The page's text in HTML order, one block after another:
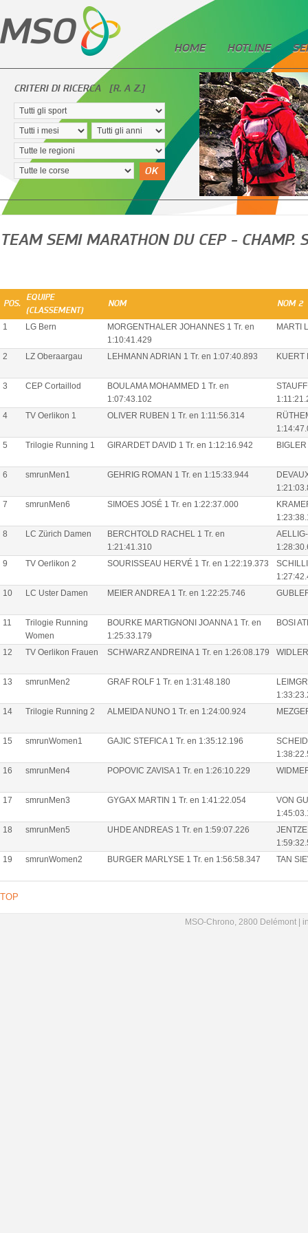
HOME HOTLINE
CRITERI DI RICERCA [R. A Z.]
OK
TEAM SEMI MARATHON DU CEP - CHAMP.
POS.
EQUIPE
(CLASSEMENT)
NOM NOM 2
1 LG Bern
MORGENTHALER JOHANNES 1 Tr. en
1:10:41.429
MARTI
2 LZ Oberaargau LEHMANN ADRIAN 1 Tr. en 1:07:40.893 KUERT
3 CEP Cortaillod
BOULAMA MOHAMMED 1 Tr. en
1:07:43.102
4
TV Oerlikon 1 OLIVER RUBEN 1 Tr. en 1:11:56.314
5
Trilogie Running 1 GIRARDET DAVID 1 Tr. en 1:12:16.942
6 smrunMen1 GEHRIG ROMAN 1 Tr. en 1:15:33.944
7
smrunMen6 SIMOES JOSÉ 1 Tr. en 1:22:37.000
8
LC Zürich Damen
BERCHTOLD RACHEL 1 Tr. en
1:21:41.310
9
TV Oerlikon 2 SOURISSEAU HERVÉ 1 Tr. en 1:22:19.373
10
LC Uster Damen MEIER ANDREA 1 Tr. en 1:22:25.746
11
Trilogie Running
Women
BOURKE MARTIGNONI JOANNA 1 Tr. en
1:25:33.179
BOSI
12 TV Oerlikon Frauen SCHWARZ ANDREINA 1 Tr. en 1:26:08.179
13 smrunMen2 GRAF ROLF 1 Tr. en 1:31:48.180
14
Trilogie Running 2 ALMEIDA NUNO 1 Tr. en 1:24:00.924
15 smrunWomen1 GAJIC STEFICA 1 Tr. en 1:35:12.196
16
smrunMen4 POPOVIC ZAVISA 1 Tr. en 1:26:10.229
17 smrunMen3 GYGAX MARTIN 1 Tr. en 1:41:22.054
VON
18
smrunMen5 UHDE ANDREAS 1 Tr. en 1:59:07.226
19
smrunWomen2 BURGER MARLYSE 1 Tr. en 1:56:58.347 TAN
TOP
MSO-Chrono, 2800 Delémont |